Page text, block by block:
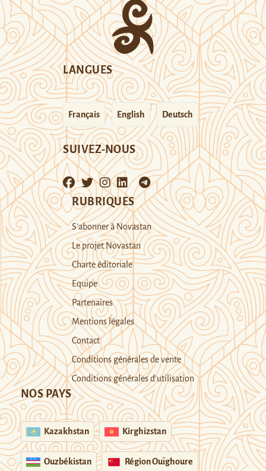
LANGUES
Français English Deutsch
SUIVEZ-NOUS
RUBRIQUES
S’abonner à Novastan
Le projet Novastan
Charte éditoriale
Equipe
Partenaires
Mentions légales
Contact
Conditions générales de vente
Conditions générales d’utilisation
NOS PAYS
Kazakhstan Kirghizstan
Ouzbékistan Région Ouïghoure